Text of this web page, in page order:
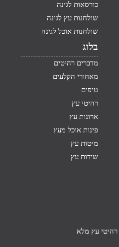
כורסאות לגינה
שולחנות עץ לגינה
שולחנות אוכל לגינה
בלוג
מדברים רהיטים
מאחורי הקלעים
טיפים
רהיטי עץ
ארונות עץ
פינות אוכל מעץ
מיטות עץ
שידות עץ
רהיטי עץ מלא